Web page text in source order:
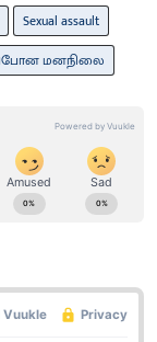
Sexual assault
மனநிலை